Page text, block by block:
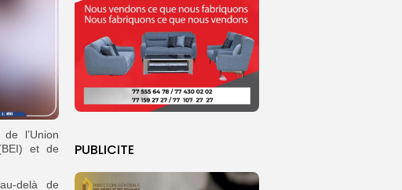
PUBLICITE
l’Union
et de
delà de